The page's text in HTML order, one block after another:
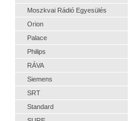
Moszkvai Rádió Egyesülés
Orion
Palace
Philips
RÁVA
Siemens
SRT
Standard